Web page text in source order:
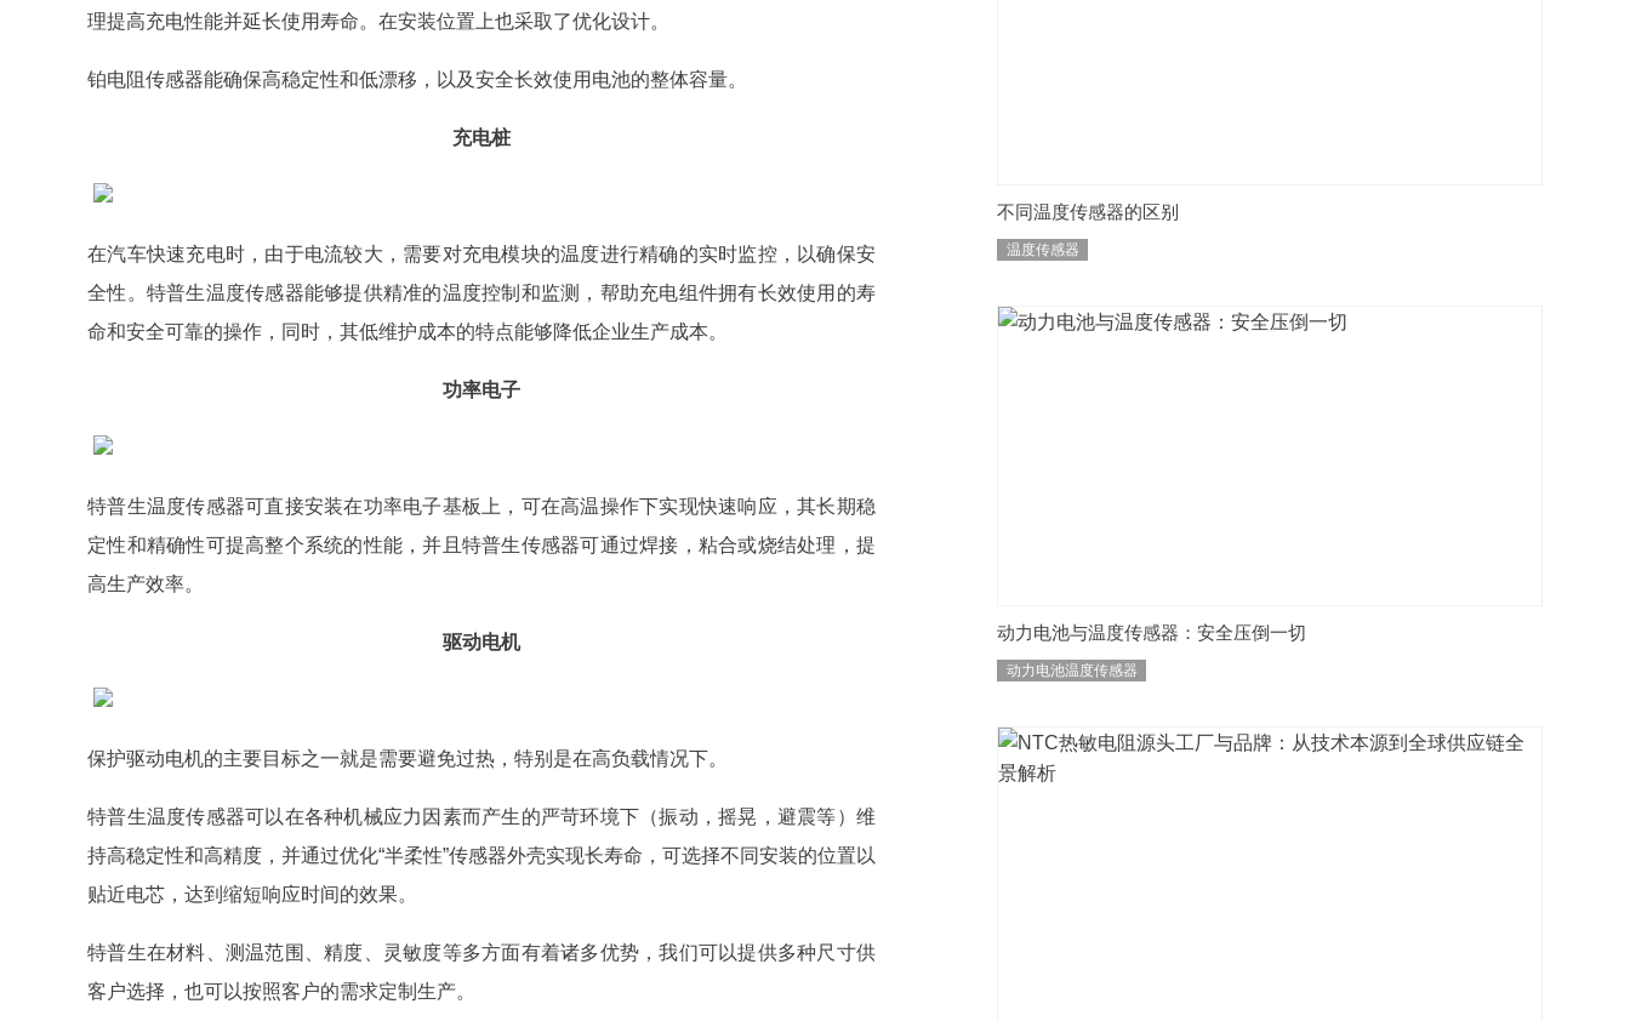
理提高充电性能并延长使用寿命。在安装位置上也采取了优化设计。
铂电阻传感器能确保高稳定性和低漂移，以及安全长效使用电池的整体容量。
充电桩
在汽车快速充电时，由于电流较大，需要对充电模块的温度进行精确的实时监控，以确保安
全性。特普生温度传感器能够提供精准的温度控制和监测，帮助充电组件拥有长效使用的寿
命和安全可靠的操作，同时，其低维护成本的特点能够降低企业生产成本。
功率电子
特普生温度传感器可直接安装在功率电子基板上，可在高温操作下实现快速响应，其长期稳
定性和精确性可提高整个系统的性能，并且特普生传感器可通过焊接，粘合或烧结处理，提
高生产效率。
驱动电机
保护驱动电机的主要目标之一就是需要避免过热，特别是在高负载情况下。
特普生温度传感器可以在各种机械应力因素而产生的严苛环境下（振动，摇晃，避震等）维
持高稳定性和高精度，并通过优化“半柔性”传感器外壳实现长寿命，可选择不同安装的位置以
贴近电芯，达到缩短响应时间的效果。
特普生在材料、测温范围、精度、灵敏度等多方面有着诸多优势，我们可以提供多种尺寸供
客户选择，也可以按照客户的需求定制生产。
不同温度传感器的区别
温度传感器
动力电池与温度传感器：安全压倒一切
动力电池温度传感器